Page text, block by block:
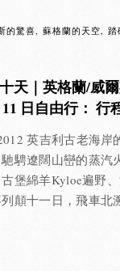
的驚喜 蘇格蘭的天空
踏
天｜英格蘭/威
日自由行： 行
英吉利古老海岸
騁遼闊山巒的蒸汽
堡綿羊Kyloe遍野
顛十一日，飛車北